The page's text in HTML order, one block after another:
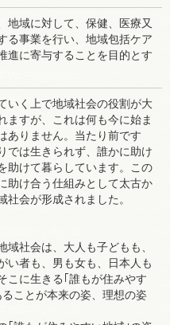
地域に対して、保健、医療又
る事業を行い、地域包括ケア
進に寄与することを目的とす
いく上で地域社会の役割が大
ますが、これは何も今に始ま
ありません。当たり前です
では生きられず、誰かに助け
助けて暮らしています。この
助け合う仕組みとして太古か
社会が形成されました。
域社会は、大人も子どもも、
い者も、男も女も、日本人も
こに生きる｢誰もが住みやす
ることが本来の姿、理想の姿